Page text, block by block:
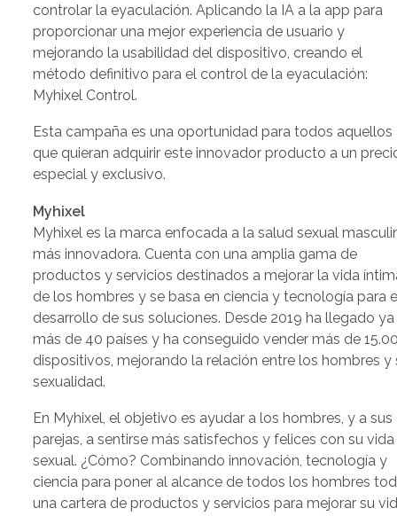
controlar la eyaculación. Aplicando la IA a la app para
proporcionar una mejor experiencia de usuario y
mejorando la usabilidad del dispositivo, creando el
método definitivo para el control de la eyaculación:
Myhixel Control.
Esta campaña es una oportunidad para todos aquellos
que quieran adquirir este innovador producto a un
especial y exclusivo.
Myhixel
Myhixel es la marca enfocada a la salud sexual
más innovadora. Cuenta con una amplia gama de
productos y servicios destinados a mejorar la vida
de los hombres y se basa en ciencia y tecnología para
desarrollo de sus soluciones. Desde 2019 ha llegado ya
más de 40 países y ha conseguido vender más de
dispositivos, mejorando la relación entre los hombres y
sexualidad.
En Myhixel, el objetivo es ayudar a los hombres, y a sus
parejas, a sentirse más satisfechos y felices con su vida
sexual. ¿Cómo? Combinando innovación, tecnología y
ciencia para poner al alcance de todos los hombres
una cartera de productos y servicios para mejorar su